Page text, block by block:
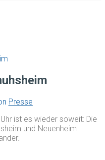
Presse
ist es wieder soweit: Die
und Neuenheim